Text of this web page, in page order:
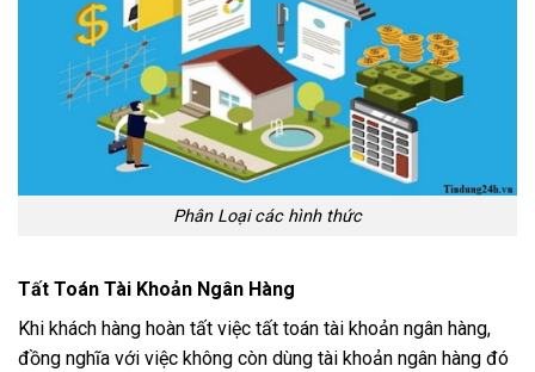
Phân Loại các hình thức
Tất Toán Tài Khoản Ngân Hàng
Khi khách hàng hoàn tất việc tất toán tài khoản ngân hàng,
đồng nghĩa với việc không còn dùng tài khoản ngân hàng đó